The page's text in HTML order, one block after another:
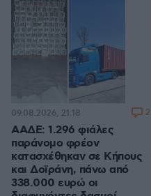
ΑΑΔΕ: 1.296 φιάλες
παράνομο φρέον
κατασχέθηκαν σε Κήπους
και Δοϊράνη, πάνω από
338.000 ευρώ οι
09.08.2026, 21:18 2